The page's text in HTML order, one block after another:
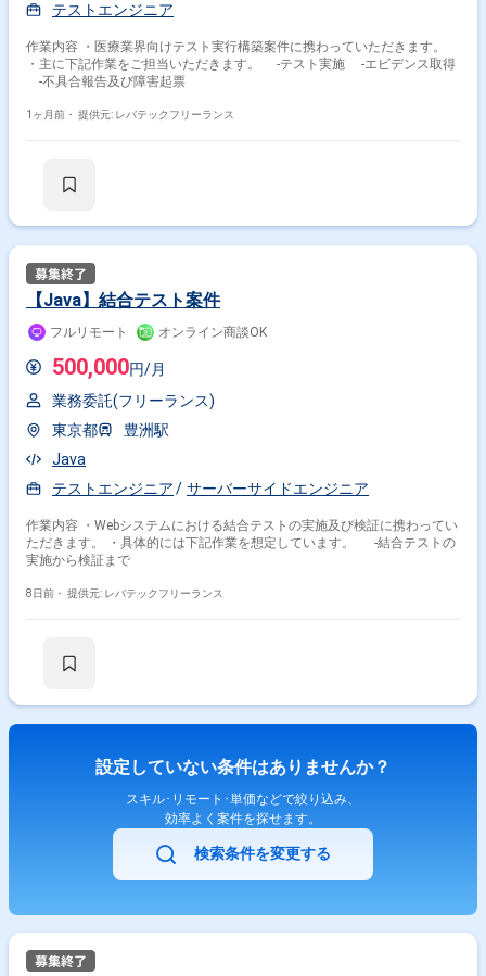
テストエンジニア
作業内容 ・医療業界向けテスト実行構築案件に携わっていただきます。
・主に下記作業をご担当いただきます。 -テスト実施 -エビデンス取得
-不具合報告及び障害起票
1ヶ月前・ 提供元: レバテックフリーランス
【Java】結合テスト案件
フルリモート オンライン商談OK
500,000円/月
業務委託(フリーランス)
東京都
豊洲駅
Java
テストエンジニア
サーバーサイドエンジニア
作業内容 ・Webシステムにおける結合テストの実施及び検証に携わってい
ただきます。 ・具体的には下記作業を想定しています。 -結合テストの
実施から検証まで
8日前・ 提供元: レバテックフリーランス
設定していない条件はありませんか？
スキル･リモート･単価などで絞り込み、
効率よく案件を探せます。
検索条件を変更する